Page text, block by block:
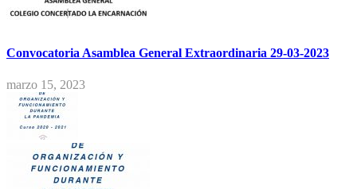
Convocatoria Asamblea General Extraordinaria 29-03-2023
marzo 15, 2023